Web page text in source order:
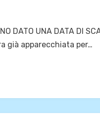
DATO UNA DATA DI
già apparecchiata per…